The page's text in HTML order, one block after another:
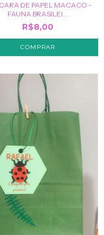
DE PAPEL MACACO -
FAUNA BRASILEI...
R$8,00